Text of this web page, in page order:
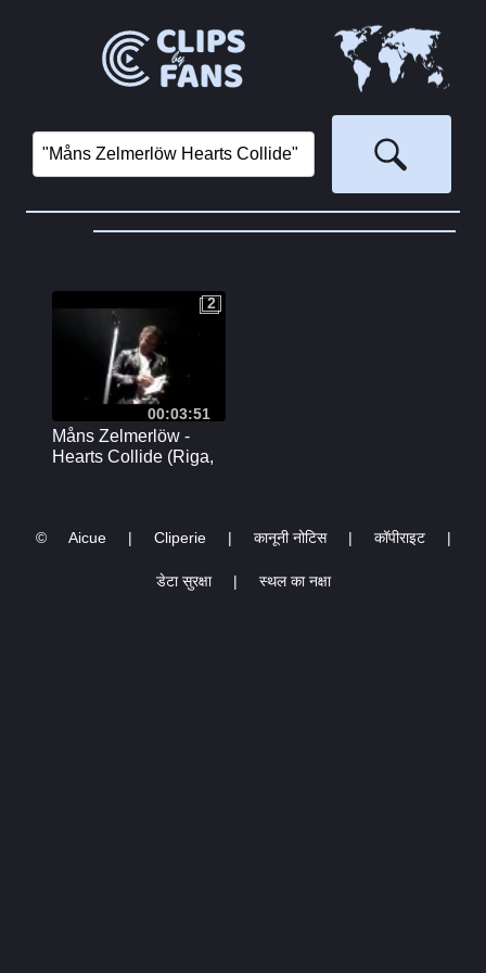
00:03:51
2
2
Måns Zelmerlöw -
Hearts Collide (Riga,
© Aicue | Cliperie | कानूनी नोटिस | कॉपीराइट |
डेटा सुरक्षा | स्थल का नक्षा